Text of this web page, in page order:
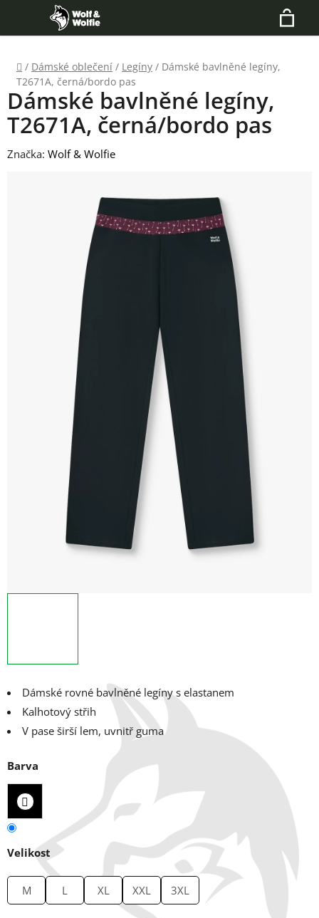
obsah
Hledat
Domů
/ Dámské oblečení / Legíny / Dámské bavlněné legíny,
T2671A, černá/bordo pas
Dámské rovné bavlněné legíny s elastanem
Kalhotový střih
V pase širší lem, uvnitř guma
Barva
Velikost
M L XL XXL 3XL
Dámské bavlněné legíny,
T2671A, černá/bordo pas
Značka: Wolf & Wolfie